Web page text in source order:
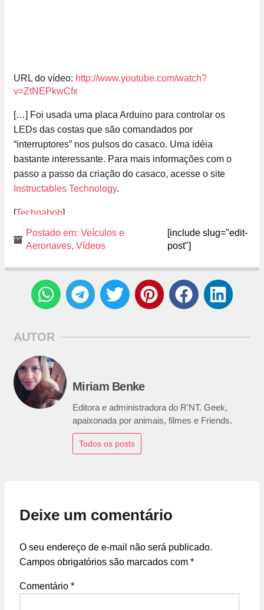
URL do vídeo: http://www.youtube.com/watch?
v=ZtNEPkwCfx
[…] Foi usada uma placa Arduino para controlar os
LEDs das costas que são comandados por
“interruptores” nos pulsos do casaco. Uma idéia
bastante interessante. Para mais informações com o
passo a passo da criação do casaco, acesse o site
Instructables Technology.
[Technabob]
Postado em: Veículos e
Aeronaves, Vídeos
[include slug="edit-
post"]
AUTOR
Miriam Benke
Editora e administradora do R'NT. Geek,
apaixonada por animais, filmes e Friends.
Todos os posts
Deixe um comentário
O seu endereço de e-mail não será publicado.
Campos obrigatórios são marcados com *
Comentário *